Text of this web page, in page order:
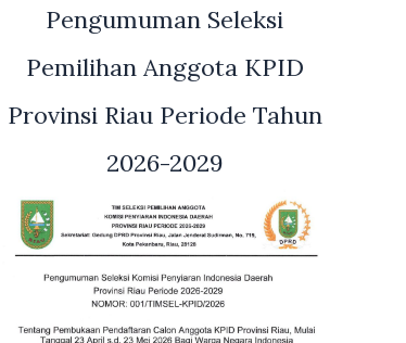
Pengumuman Seleksi
Pemilihan Anggota KPID
Provinsi Riau Periode Tahun
2026-2029